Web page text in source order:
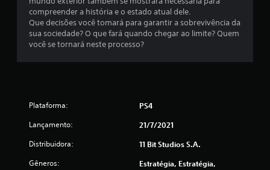
õ
e
compreender a história e o estado atual dele.
Que decisões você tomará para garantir a sobrevivência da
sua sociedade? O que fará quando chegar ao limite? Quem
você se tornará neste processo?
Plataforma: PS4
Lançamento: 21/7/2021
Distribuidora: 11 Bit Studios S.A.
Gêneros:
Estratégia, Estratégia,